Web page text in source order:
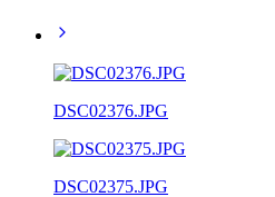
DSC02376.JPG
DSC02375.JPG